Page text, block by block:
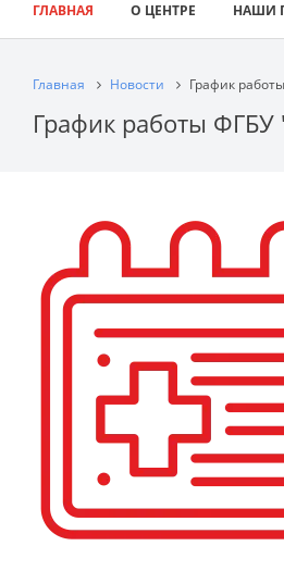
ГЛАВНАЯ О ЦЕНТРЕ НАШИ
Главная Новости График
График работы